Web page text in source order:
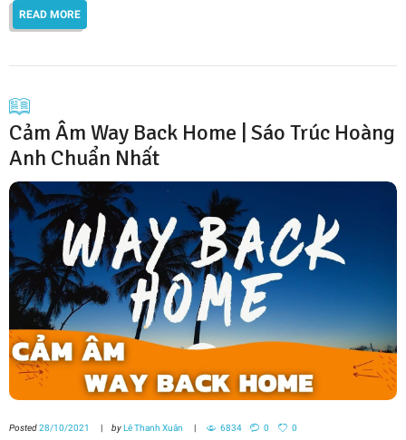
READ MORE
Cảm Âm Way Back Home | Sáo Trúc Hoàng
Anh Chuẩn Nhất
Posted28/10/2021 byLê Thanh Xuân 6834 0 0